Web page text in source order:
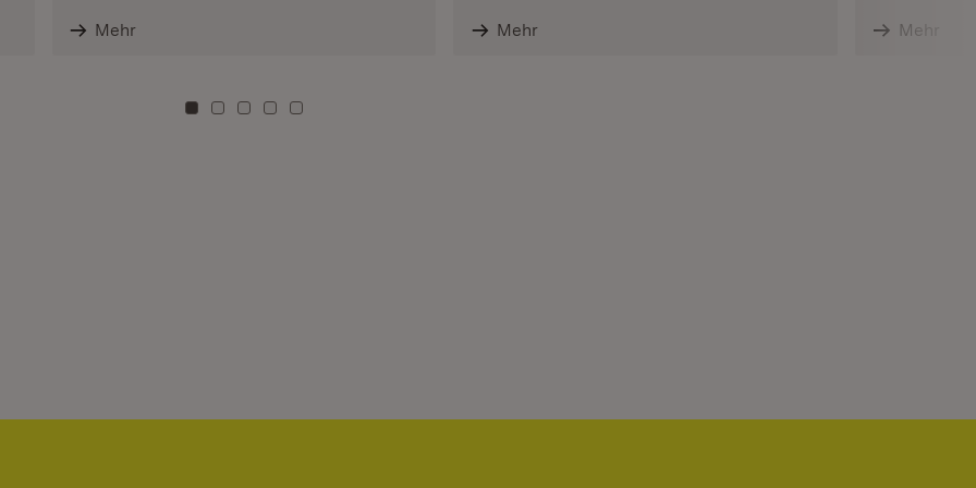
Mehr Mehr Mehr
Zu Kachel: 0
Zu Kachel: 3
Zu Kachel: 6
Zu Kachel: 9
Zu Kachel: 12